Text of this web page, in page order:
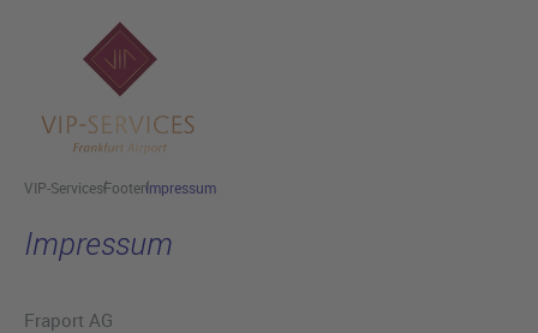
Hauptinhalt anspringen
VIP-ServicesFooterImpressum
Impressum
Fraport AG